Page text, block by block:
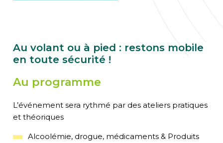
Au volant ou à pied : restons mobile
en toute sécurité !
Au programme
L’événement sera rythmé par des ateliers pratiques
et théoriques
Alcoolémie, drogue, médicaments & Produits